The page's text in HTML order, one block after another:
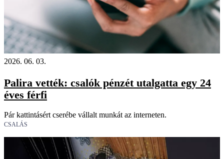
2026. 06. 03.
Palira vették: csalók pénzét utalgatta egy 24
éves férfi
Pár kattintásért cserébe vállalt munkát az interneten.
CSALÁS